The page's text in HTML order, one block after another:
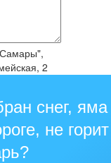
2
снег, яма
не горит